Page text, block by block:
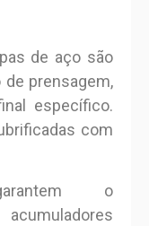
de aço são
prensagem,
específico.
com
o